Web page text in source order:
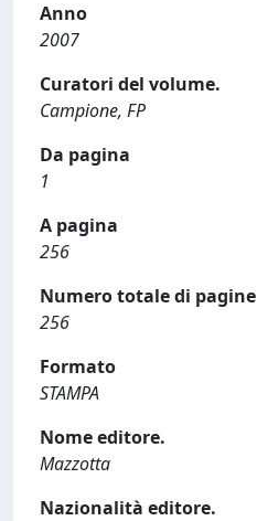
Anno
2007
Curatori del volume.
Campione, FP
Da pagina
1
A pagina
256
Numero totale di pagine
256
Formato
STAMPA
Nome editore.
Mazzotta
Nazionalità editore.